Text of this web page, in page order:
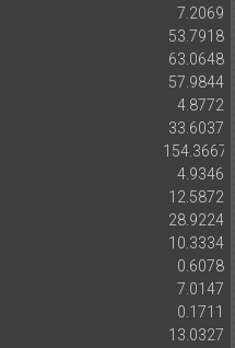
7.2069
53.7918
63.0648
57.9844
4.8772
33.6037
154.3667
4.9346
12.5872
28.9224
10.3334
0.6078
7.0147
0.1711
13.0327